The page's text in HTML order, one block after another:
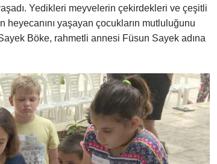
Yedikleri meyvelerin çekirdekleri ve çeşitli
heyecanını yaşayan çocukların mutluluğunu
Böke, rahmetli annesi Füsun Sayek adına